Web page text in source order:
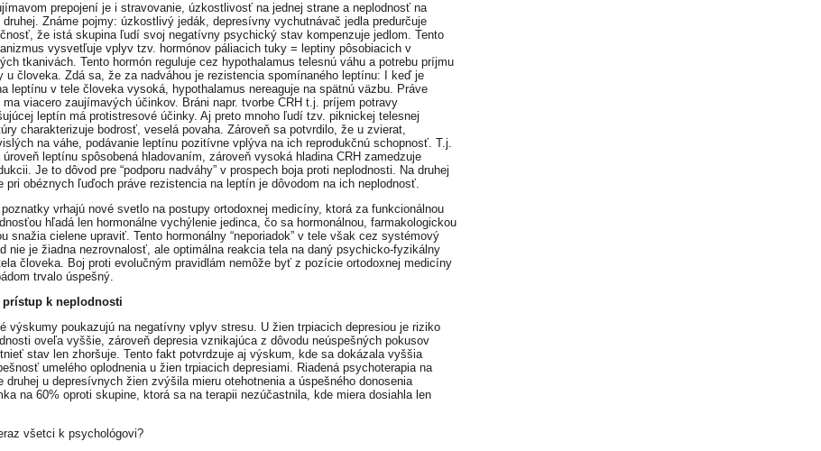
prepojení je i stravovanie, úzkostlivosť na jednej strane a neplodnosť na
druhej. Známe pojmy: úzkostlivý jedák, depresívny vychutnávač jedla predurčuje
že istá skupina ľudí svoj negatívny psychický stav kompenzuje jedlom. Tento
vysvetľuje vplyv tzv. hormónov páliacich tuky = leptiny pôsobiacich v
tkanivách. Tento hormón reguluje cez hypothalamus telesnú váhu a potrebu príjmu
u človeka. Zdá sa, že za nadváhou je rezistencia spomínaného leptínu: I keď je
leptínu v tele človeka vysoká, hypothalamus nereaguje na spätnú väzbu. Práve
ma viacero zaujímavých účinkov. Bráni napr. tvorbe CRH t.j. príjem potravy
leptín má protistresové účinky. Aj preto mnoho ľudí tzv. piknickej telesnej
charakterizuje bodrosť, veselá povaha. Zároveň sa potvrdilo, že u zvierat,
na váhe, podávanie leptínu pozitívne vplýva na ich reprodukčnú schopnosť. T.j.
leptínu spôsobená hladovaním, zároveň vysoká hladina CRH zamedzuje
Je to dôvod pre “podporu nadváhy” v prospech boja proti neplodnosti. Na druhej
pri obéznych ľuďoch práve rezistencia na leptín je dôvodom na ich neplodnosť.
poznatky vrhajú nové svetlo na postupy ortodoxnej medicíny, ktorá za funkcionálnou
hľadá len hormonálne vychýlenie jedinca, čo sa hormonálnou, farmakologickou
snažia cielene upraviť. Tento hormonálny “neporiadok” v tele však cez systémový
nie je žiadna nezrovnalosť, ale optimálna reakcia tela na daný psychicko-fyzikálny
človeka. Boj proti evolučným pravidlám nemôže byť z pozície ortodoxnej medicíny
trvalo úspešný.
prístup k neplodnosti
výskumy poukazujú na negatívny vplyv stresu. U žien trpiacich depresiou je riziko
oveľa vyššie, zároveň depresia vznikajúca z dôvodu neúspešných pokusov
stav len zhoršuje. Tento fakt potvrdzuje aj výskum, kde sa dokázala vyššia
umelého oplodnenia u žien trpiacich depresiami. Riadená psychoterapia na
druhej u depresívnych žien zvýšila mieru otehotnenia a úspešného donosenia
na 60% oproti skupine, ktorá sa na terapii nezúčastnila, kde miera dosiahla len
všetci k psychológovi?